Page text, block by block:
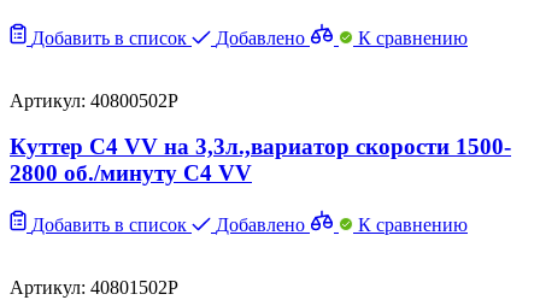
Добавить в список Добавлено К сравнению
Артикул: 40800502P
Куттер C4 VV на 3,3л.,вариатор скорости 1500-
2800 об./минуту C4 VV
Добавить в список Добавлено К сравнению
Артикул: 40801502P